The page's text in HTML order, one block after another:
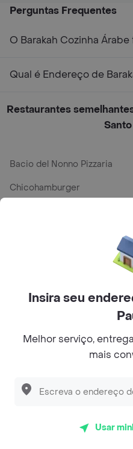
Perguntas Frequentes
O Barakah Cozinha
Qual é Endereço de
Restaurantes
Bacio del Nonno Pizzaria
Chicohamburger
Bullguer
Guinza Sushi
Insira seu
Melhor serviço,
mais
Usar